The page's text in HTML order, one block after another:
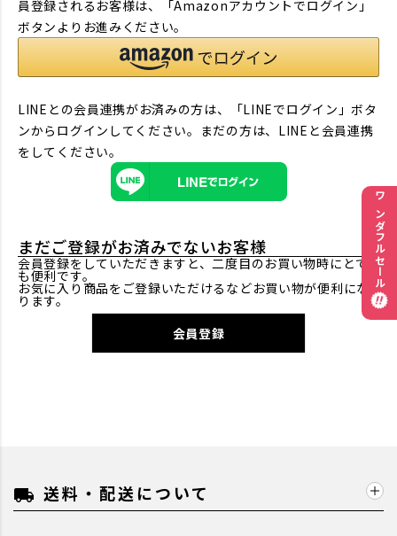
員登録されるお客様は、「Amazonアカウントでログイン」
ボタンよりお進みください。
LINEとの会員連携がお済みの方は、「LINEでログイン」ボタ
ンからログインしてください。まだの方は、 LINEと会員連携
をしてください。
まだご登録がお済みでないお客様
会員登録をしていただきますと、二度目のお買い物時にとて
も便利です。
お気に入り商品をご登録いただけるなどお買い物が便利にな
ります。
会員登録
local_shipping 送料・配送について
ワンダフルセール